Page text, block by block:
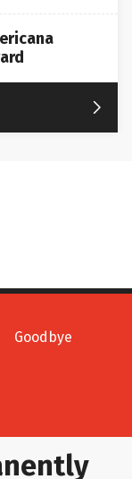

Goodbye